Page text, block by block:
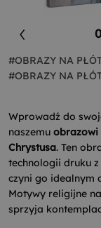
#OBRAZY NA
#OBRAZY NA
Wprowadź do
naszemu obrazowi
Chrystusa. Ten
technologii druku
czyni go idealnym
Motywy religijne
sprzyja